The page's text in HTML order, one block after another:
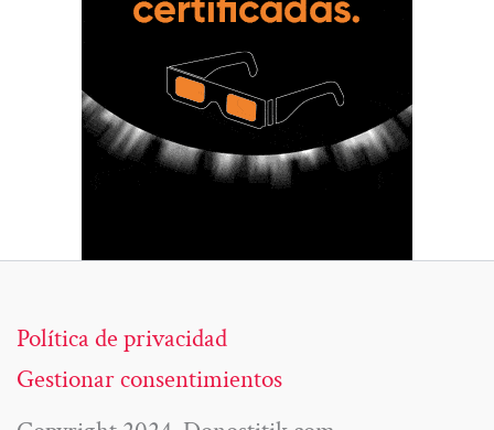
Política de privacidad
Gestionar consentimientos